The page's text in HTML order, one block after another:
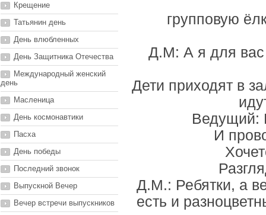
Крещение
Татьянин день
День влюбленных
День Защитника Отечества
Международный женский
день
Масленица
День космонавтики
Пасха
День победы
Последний звонок
Выпускной Вечер
Вечер встречи выпускников
групповую
Д.М: А я для вас
Дети приходят в
Ведущий:
И
Д.М.: Ребятки, а
есть и